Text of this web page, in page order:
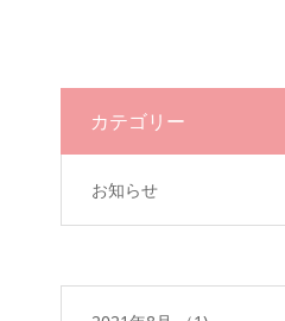
カテゴリー
お知らせ